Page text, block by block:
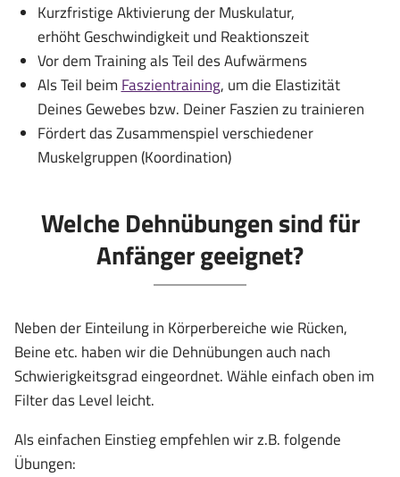
Kurzfristige Aktivierung der Muskulatur,
erhöht Geschwindigkeit und Reaktionszeit
Vor dem Training als Teil des Aufwärmens
Als Teil beimFaszientraining, um die Elastizität
Deines Gewebes bzw. Deiner Faszien zu trainieren
Fördert das Zusammenspiel verschiedener
Muskelgruppen (Koordination)
Welche Dehnübungen sind für
Anfänger geeignet?
Neben der Einteilung in Körperbereiche wie Rücken,
Beine etc. haben wir die Dehnübungen auch nach
Schwierigkeitsgrad eingeordnet. Wähle einfach oben im
Filter das Level leicht.
Als einfachen Einstieg empfehlen wir z.B. folgende
Übungen: